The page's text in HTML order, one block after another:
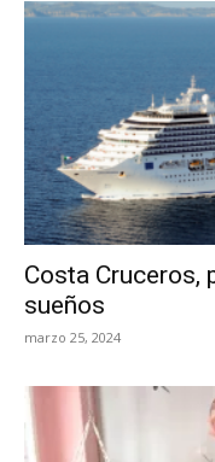
Costa Cruceros,
sueños
marzo 25, 2024